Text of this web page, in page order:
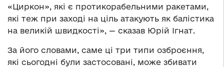
«Циркон», які є протикорабельними ракетами,
які теж при заході на ціль атакують як балістика
на великій швидкості», — сказав Юрій Ігнат.
За його словами, саме ці три типи озброєння,
які сьогодні були застосовані, може збивати